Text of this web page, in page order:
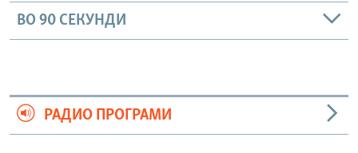
ВО 90 СЕКУНДИ
РАДИО ПРОГРАМИ